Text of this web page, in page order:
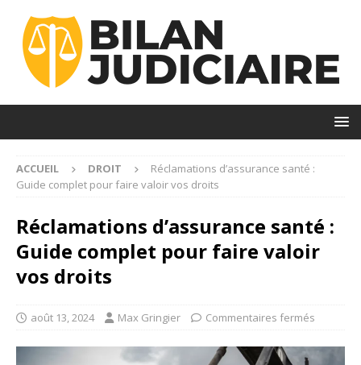
ACCUEIL DROIT
Réclamations d’assurance santé :
Guide complet pour faire valoir vos droits
Réclamations d’assurance santé :
Guide complet pour faire valoir
vos droits
août 13, 2024 Max Gringier Commentaires fermés